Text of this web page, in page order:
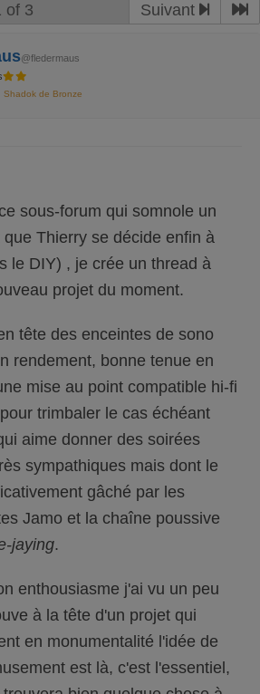
of 3 Suivant
@fledermaus
Shadok de Bronze
sous-forum qui somnole un
Thierry se décide enfin à
le DIY) , je crée un thread à
projet du moment.
tête des enceintes de sono
rendement, bonne tenue en
mise au point compatible hi-fi
trimbaler le cas échéant
aime donner des soirées
sympathiques mais dont le
gâché par les
Jamo et la chaîne poussive
jaying.
enthousiasme j'ai vu un peu
à la tête d'un projet qui
en monumentalité l'idée de
est là, c'est l'essentiel,